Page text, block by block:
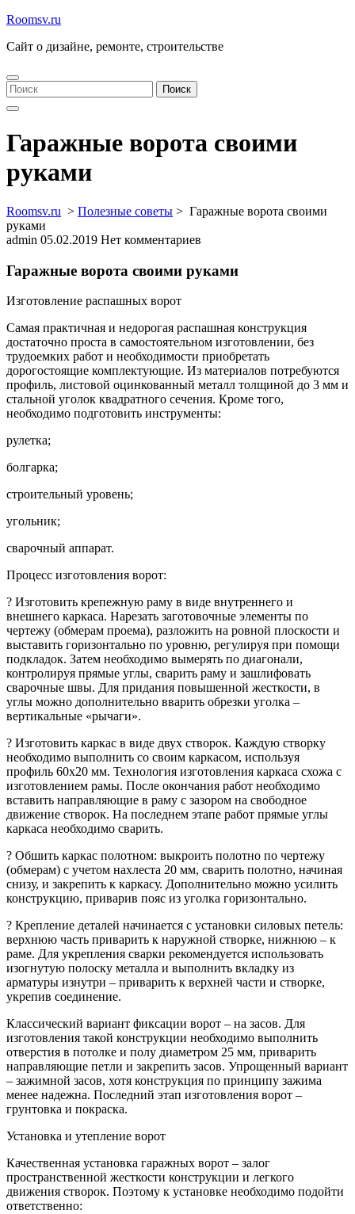
Перейти
содержимому
Roomsv.ru
Сайт о дизайне, ремонте, строительстве
Найти: Поиск
Гаражные ворота своими
руками
Roomsv.ru > Полезные советы > Гаражные ворота своими
руками
admin 05.02.2019 Нет комментариев
Гаражные ворота своими руками
Изготовление распашных ворот
Самая практичная и недорогая распашная конструкция
достаточно проста в самостоятельном изготовлении, без
трудоемких работ и необходимости приобретать
дорогостоящие комплектующие. Из материалов потребуются
профиль, листовой оцинкованный металл толщиной до 3 мм и
стальной уголок квадратного сечения. Кроме того,
необходимо подготовить инструменты:
рулетка;
болгарка;
строительный уровень;
угольник;
сварочный аппарат.
Процесс изготовления ворот:
? Изготовить крепежную раму в виде внутреннего и
внешнего каркаса. Нарезать заготовочные элементы по
чертежу (обмерам проема), разложить на ровной плоскости и
выставить горизонтально по уровню, регулируя при помощи
подкладок. Затем необходимо вымерять по диагонали,
контролируя прямые углы, сварить раму и зашлифовать
сварочные швы. Для придания повышенной жесткости, в
углы можно дополнительно вварить обрезки уголка –
вертикальные «рычаги».
? Изготовить каркас в виде двух створок. Каждую створку
необходимо выполнить со своим каркасом, используя
профиль 60х20 мм. Технология изготовления каркаса схожа с
изготовлением рамы. После окончания работ необходимо
вставить направляющие в раму с зазором на свободное
движение створок. На последнем этапе работ прямые углы
каркаса необходимо сварить.
? Обшить каркас полотном: выкроить полотно по чертежу
(обмерам) с учетом нахлеста 20 мм, сварить полотно, начиная
снизу, и закрепить к каркасу. Дополнительно можно усилить
конструкцию, приварив пояс из уголка горизонтально.
? Крепление деталей начинается с установки силовых петель:
верхнюю часть приварить к наружной створке, нижнюю – к
раме. Для укрепления сварки рекомендуется использовать
изогнутую полоску металла и выполнить вкладку из
арматуры изнутри – приварить к верхней части и створке,
укрепив соединение.
Классический вариант фиксации ворот – на засов. Для
изготовления такой конструкции необходимо выполнить
отверстия в потолке и полу диаметром 25 мм, приварить
направляющие петли и закрепить засов. Упрощенный вариант
– зажимной засов, хотя конструкция по принципу зажима
менее надежна. Последний этап изготовления ворот –
грунтовка и покраска.
Установка и утепление ворот
Качественная установка гаражных ворот – залог
пространственной жесткости конструкции и легкого
движения створок. Поэтому к установке необходимо подойти
ответственно: